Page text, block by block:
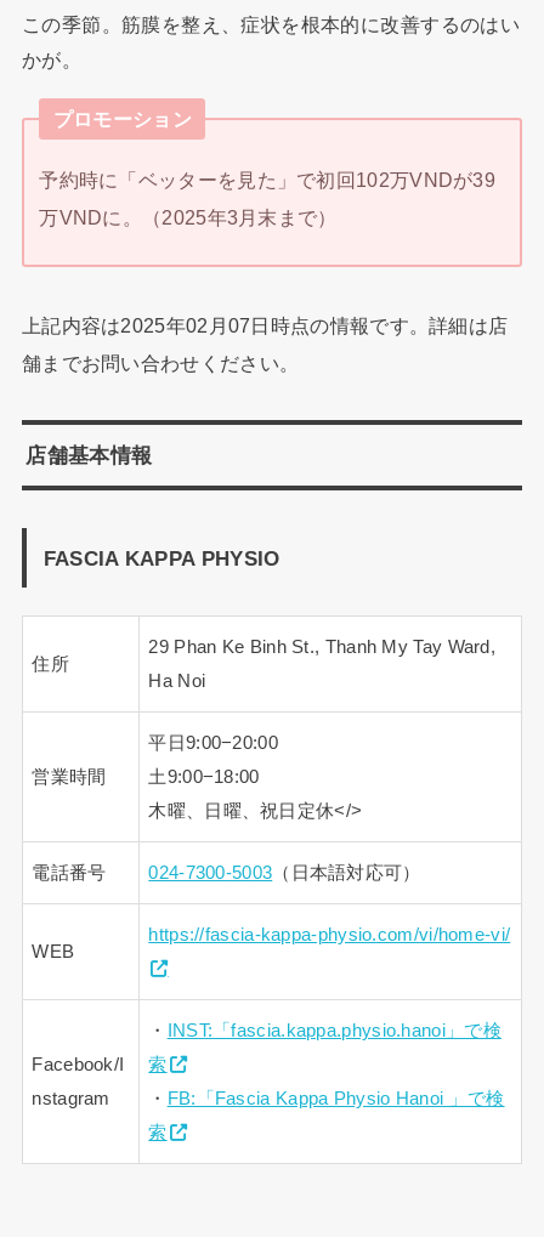
この季節。筋膜を整え、症状を根本的に改善するのはい
かが。
プロモーション
予約時に「ベッターを見た」で初回102万VNDが39
万VNDに。（2025年3月末まで）
上記内容は2025年02月07日時点の情報です。詳細は店
舗までお問い合わせください。
店舗基本情報
FASCIA KAPPA PHYSIO
住所
29 Phan Ke Binh St., Thanh My Tay Ward,
Ha Noi
営業時間
平日9:00−20:00
土9:00−18:00
木曜、日曜、祝日定休</>
電話番号 024-7300-5003 （日本語対応可）
WEB
https://fascia-kappa-physio.com/vi/home-vi/
Facebook/I
nstagram
・
INST:「fascia.kappa.physio.hanoi」で検
索
・ FB:「Fascia Kappa Physio Hanoi 」で検
索